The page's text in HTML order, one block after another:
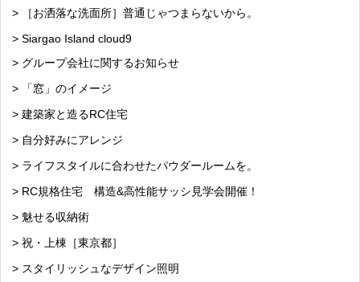
> ［お洒落な洗面所］普通じゃつまらないから。
> Siargao Island cloud9
> グループ会社に関するお知らせ
> 「窓」のイメージ
> 建築家と造るRC住宅
> 自分好みにアレンジ
> ライフスタイルに合わせたパウダールームを。
> RC規格住宅 構造&高性能サッシ見学会開催！
> 魅せる収納術
> 祝・上棟［東京都］
> スタイリッシュなデザイン照明